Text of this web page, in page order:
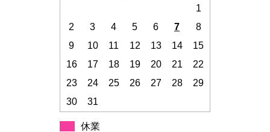
1
2
3 4 5 6 7
8
9
10 11 12 13 14
15
16
17 18 19 20 21
22
23
24 25 26 27 28
29
30
31
休業